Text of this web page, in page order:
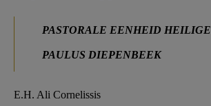
PASTORALE EENHEID HEILIGE
PAULUS DIEPENBEEK
E.H. Ali Cornelissis